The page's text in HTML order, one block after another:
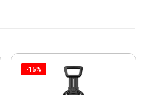
-15%